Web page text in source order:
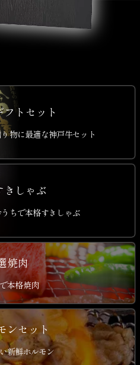
フトセット
物に最適な神戸牛セット
きしゃぶ
ちで本格すきしゃぶ
焼肉
本格焼肉
ンセット
新鮮ホルモン